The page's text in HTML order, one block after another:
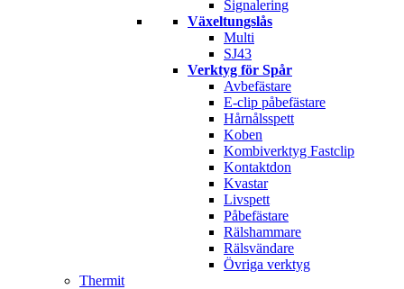
Signalering
Växeltungslås
Multi
SJ43
Verktyg för Spår
Avbefästare
E-clip påbefästare
Hårnålsspett
Koben
Kombiverktyg Fastclip
Kontaktdon
Kvastar
Livspett
Påbefästare
Rälshammare
Rälsvändare
Övriga verktyg
Thermit